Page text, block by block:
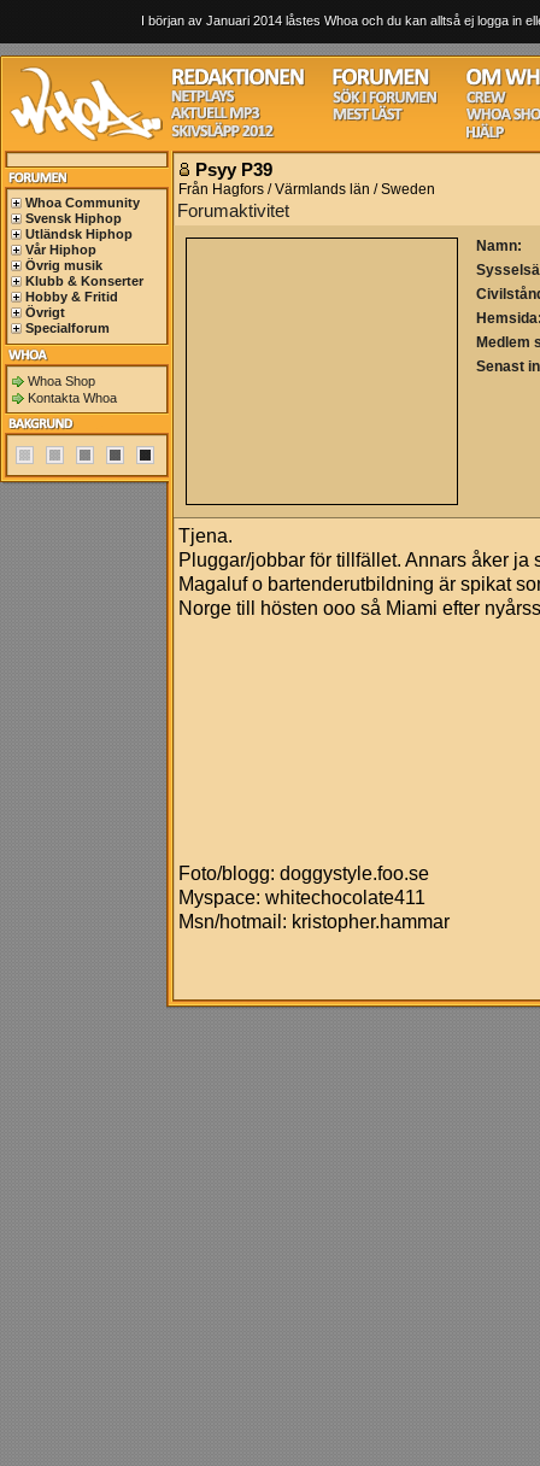
I början av Januari 2014 låstes Whoa och du kan alltså ej logga in
Whoa Community
Svensk Hiphop
Utländsk Hiphop
Vår Hiphop
Övrig musik
Klubb & Konserter
Hobby & Fritid
Övrigt
Specialforum
Whoa Shop
Kontakta Whoa
Psyy P39
Från Hagfors / Värmlands län / Sweden
Forumaktivitet
Namn:
Medlem
Senast
Tjena.
Pluggar/jobbar för tillfället. Annars åker ja
Magaluf o bartenderutbildning är spikat
Norge till hösten ooo så Miami efter
Foto/blogg: doggystyle.foo.se
Myspace: whitechocolate411
Msn/hotmail: kristopher.hammar